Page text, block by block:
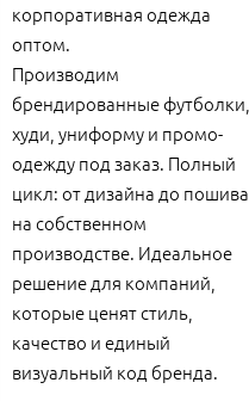
корпоративная одежда
оптом.
Производим
брендированные футболки,
худи, униформу и промо-
одежду под заказ. Полный
цикл: от дизайна до пошива
на собственном
производстве. Идеальное
решение для компаний,
которые ценят стиль,
качество и единый
визуальный код бренда.